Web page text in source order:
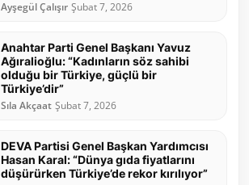
Ayşegül Çalışır Şubat 7, 2026
Anahtar Parti Genel Başkanı Yavuz
Ağıralioğlu: “Kadınların söz sahibi
olduğu bir Türkiye, güçlü bir
Türkiye’dir”
Sıla Akçaat Şubat 7, 2026
DEVA Partisi Genel Başkan Yardımcısı
Hasan Karal: “Dünya gıda fiyatlarını
düşürürken Türkiye’de rekor kırılıyor”